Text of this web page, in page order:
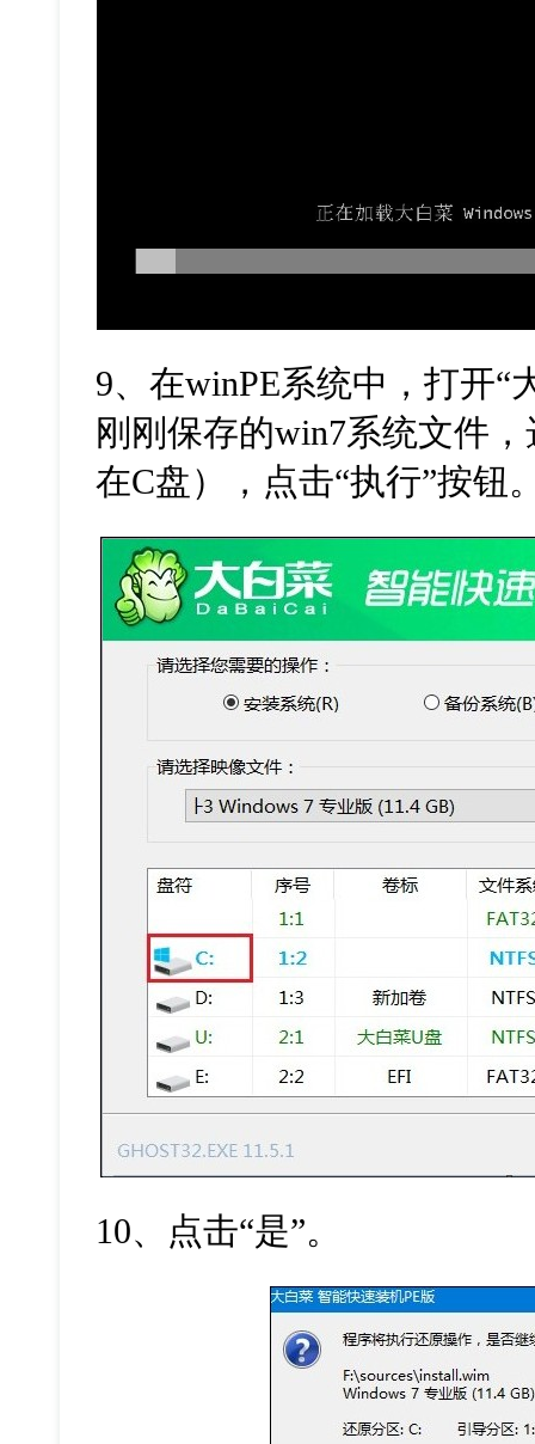
9、在winPE系统中，打开“
刚刚保存的win7系统文件
在C盘），点击“执行”按钮
10、点击“是”。